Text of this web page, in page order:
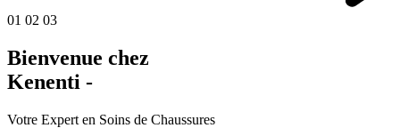
01 02 03
Bienvenue chez
Kenenti -
Votre Expert en Soins de Chaussures